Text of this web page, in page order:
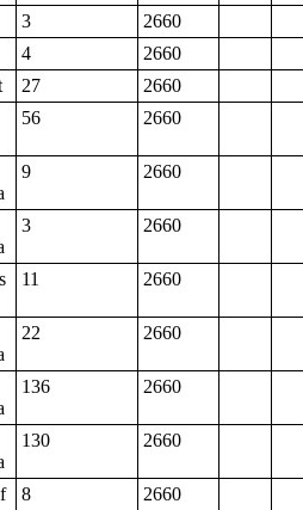
3
2660
4
2660
27
2660
56 2660
9 2660
3 2660
11 2660
22 2660
136 2660
130 2660
8 2660